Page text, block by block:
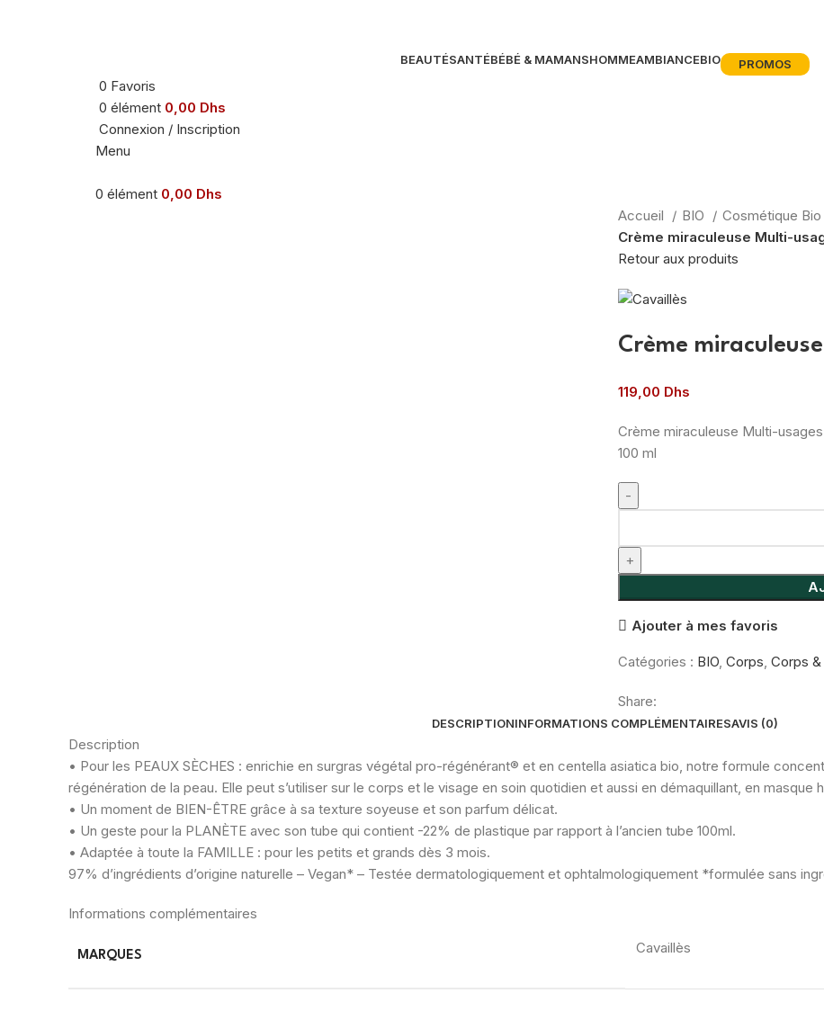
BEAUTÉSANTÉBÉBÉ & MAMANSHOMMEAMBIANCEBIO PROMOS
0 Favoris
0 élément 0,00 Dhs
Connexion / Inscription
Menu
0 élément 0,00 Dhs
Accueil BIO Cosmétique Bio
Crème miraculeuse Multi-
Retour aux produits
Crème
119,00 Dhs
Crème miraculeuse Multi-usages
100 ml
Crème
Multi-
usages
Ajouter à mes favoris
Catégories : BIO, Corps, Corps
Share:
DESCRIPTIONINFORMATIONS COMPLÉMENTAIRESAVIS (0)
Description
• Pour les PEAUX SÈCHES : enrichie en surgras végétal pro-régénérant® et en centella asiatica bio, notre formule
régénération de la peau. Elle peut s’utiliser sur le corps et le visage en soin quotidien et aussi en démaquillant, en masque
• Un moment de BIEN-ÊTRE grâce à sa texture soyeuse et son parfum délicat.
• Un geste pour la PLANÈTE avec son tube qui contient -22% de plastique par rapport à l’ancien tube 100ml.
• Adaptée à toute la FAMILLE : pour les petits et grands dès 3 mois.
97% d’ingrédients d’origine naturelle – Vegan* – Testée dermatologiquement et ophtalmologiquement *formulée sans
Informations complémentaires
MARQUES Cavaillès